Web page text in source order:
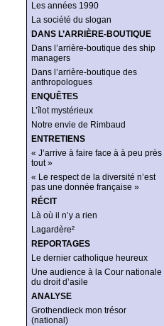
Les années 1990
La société du slogan
DANS L’ARRIÈRE-BOUTIQUE
Dans l’arrière-boutique des ship
managers
Dans l’arrière-boutique des
anthropologues
ENQUÊTES
L’îlot mystérieux
Notre envie de Rimbaud
ENTRETIENS
« J’arrive à faire face à à peu près
tout »
« Le respect de la diversité n’est
pas une donnée française »
RÉCIT
Là où il n’y a rien
Lagardère²
REPORTAGES
Le dernier catholique heureux
Une audience à la Cour nationale
du droit d’asile
ANALYSE
Grothendieck mon trésor
(national)